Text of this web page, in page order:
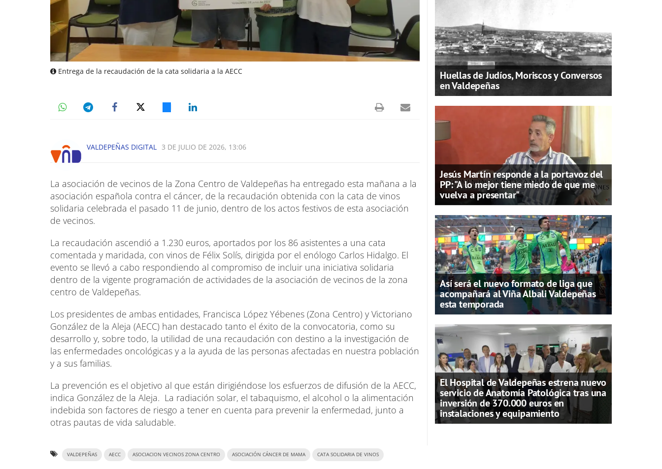
Entrega de la recaudación de la cata solidaria a la AECC
VALDEPEÑAS DIGITAL 3 DE JULIO DE 2026, 13:06
La asociación de vecinos de la Zona Centro de Valdepeñas ha entregado esta mañana a la
asociación española contra el cáncer, de la recaudación obtenida con la cata de vinos
solidaria celebrada el pasado 11 de junio, dentro de los actos festivos de esta asociación
de vecinos.
La recaudación ascendió a 1.230 euros, aportados por los 86 asistentes a una cata
comentada y maridada, con vinos de Félix Solís, dirigida por el enólogo Carlos Hidalgo. El
evento se llevó a cabo respondiendo al compromiso de incluir una iniciativa solidaria
dentro de la vigente programación de actividades de la asociación de vecinos de la zona
centro de Valdepeñas.
Los presidentes de ambas entidades, Francisca López Yébenes (Zona Centro) y Victoriano
González de la Aleja (AECC) han destacado tanto el éxito de la convocatoria, como su
desarrollo y, sobre todo, la utilidad de una recaudación con destino a la investigación de
las enfermedades oncológicas y a la ayuda de las personas afectadas en nuestra población
y a sus familias.
La prevención es el objetivo al que están dirigiéndose los esfuerzos de difusión de la AECC,
indica González de la Aleja. La radiación solar, el tabaquismo, el alcohol o la alimentación
indebida son factores de riesgo a tener en cuenta para prevenir la enfermedad, junto a
otras pautas de vida saludable.
VALDEPEÑAS AECC ASOCIACION VECINOS ZONA CENTRO ASOCIACIÓN CÁNCER DE MAMA CATA SOLIDARIA DE VINOS
Huellas de Judíos, Moriscos y Conversos
en Valdepeñas
Jesús Martín responde a la portavoz del
PP: "A lo mejor tiene miedo de que me
vuelva a presentar"
Así será el nuevo formato de liga que
acompañará al Viña Albali Valdepeñas
esta temporada
El Hospital de Valdepeñas estrena nuevo
servicio de Anatomía Patológica tras una
inversión de 370.000 euros en
instalaciones y equipamiento